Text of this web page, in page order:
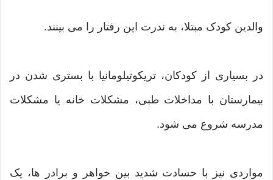
والدین کودک مبتلا، به ندرت این رفتار را می بینند.
در بسیاری از کودکان، تریکوتیلومانیا با بستری شدن در
بیمارستان با مداخلات طبی، مشکلات خانه یا مشکلات
مدرسه شروع می شود.
مواردی نیز با حسادت شدید بین خواهر و برادر ها، یک